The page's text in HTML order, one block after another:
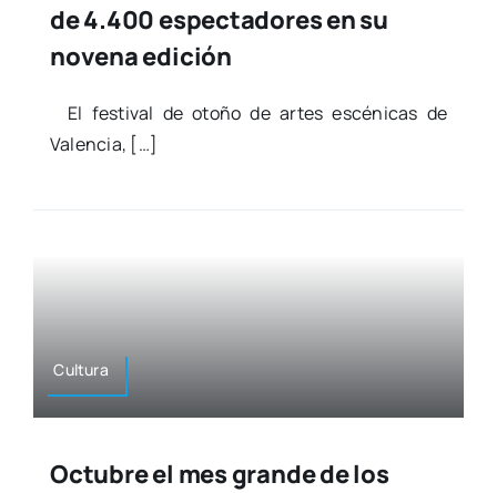
de 4.400 espectadores en su
novena edición
El fes­ti­val de oto­ño de artes escé­ni­cas de
Valen­cia, […]
Cul­tu­ra
Octubre el mes grande de los